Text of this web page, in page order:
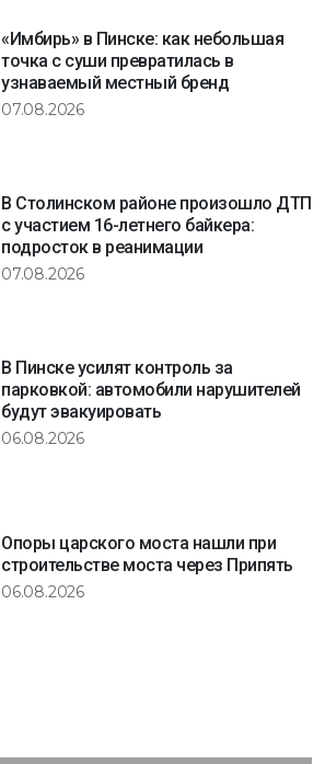
«Имбирь» в Пинске: как небольшая
точка с суши превратилась в
узнаваемый местный бренд
07.08.2026
В Столинском районе произошло ДТП
с участием 16-летнего байкера:
подросток в реанимации
07.08.2026
В Пинске усилят контроль за
парковкой: автомобили нарушителей
будут эвакуировать
06.08.2026
Опоры царского моста нашли при
строительстве моста через Припять
06.08.2026